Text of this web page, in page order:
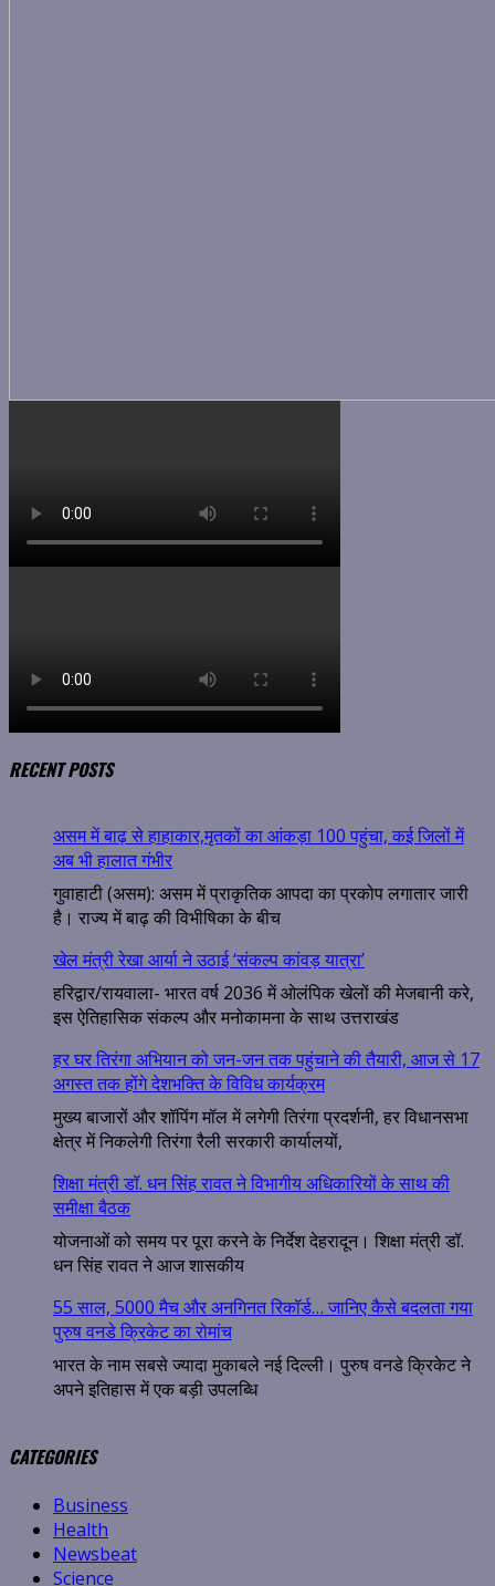
RECENT POSTS
असम में बाढ़ से हाहाकार,मृतकों का आंकड़ा 100 पहुंचा, कई जिलों में
अब भी हालात गंभीर
गुवाहाटी (असम): असम में प्राकृतिक आपदा का प्रकोप लगातार जारी
है। राज्य में बाढ़ की विभीषिका के बीच
खेल मंत्री रेखा आर्या ने उठाई ‘संकल्प कांवड़ यात्रा’
हरिद्वार/रायवाला- भारत वर्ष 2036 में ओलंपिक खेलों की मेजबानी करे,
इस ऐतिहासिक संकल्प और मनोकामना के साथ उत्तराखंड
हर घर तिरंगा अभियान को जन-जन तक पहुंचाने की तैयारी, आज से 17
अगस्त तक होंगे देशभक्ति के विविध कार्यक्रम
मुख्य बाजारों और शॉपिंग मॉल में लगेगी तिरंगा प्रदर्शनी, हर विधानसभा
क्षेत्र में निकलेगी तिरंगा रैली सरकारी कार्यालयों,
शिक्षा मंत्री डॉ. धन सिंह रावत ने विभागीय अधिकारियों के साथ की
समीक्षा बैठक
योजनाओं को समय पर पूरा करने के निर्देश देहरादून। शिक्षा मंत्री डॉ.
धन सिंह रावत ने आज शासकीय
55 साल, 5000 मैच और अनगिनत रिकॉर्ड… जानिए कैसे बदलता गया
पुरुष वनडे क्रिकेट का रोमांच
भारत के नाम सबसे ज्यादा मुकाबले नई दिल्ली। पुरुष वनडे क्रिकेट ने
अपने इतिहास में एक बड़ी उपलब्धि
CATEGORIES
Business
Health
Newsbeat
Science